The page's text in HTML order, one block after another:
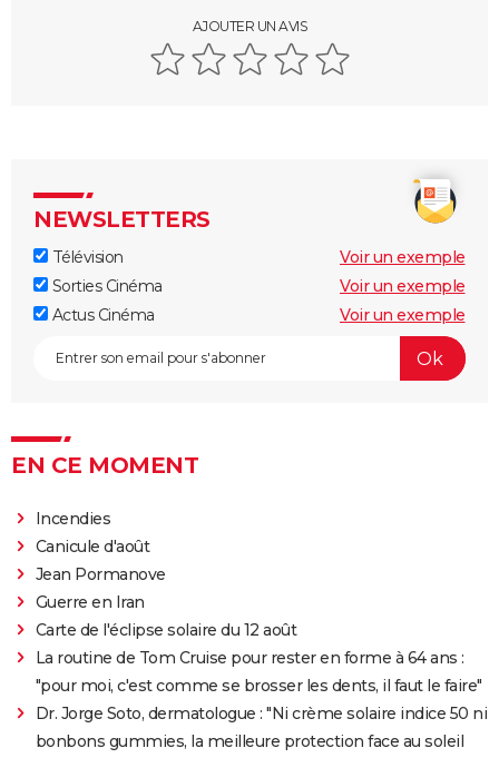
AJOUTER UN AVIS
NEWSLETTERS
Télévision
Voir un exemple
Sorties Cinéma
Voir un exemple
Actus Cinéma
Voir un exemple
EN CE MOMENT
Incendies
Canicule d'août
Jean Pormanove
Guerre en Iran
Carte de l'éclipse solaire du 12 août
La routine de Tom Cruise pour rester en forme à 64 ans :
"pour moi, c'est comme se brosser les dents, il faut le faire"
Dr. Jorge Soto, dermatologue : "Ni crème solaire indice 50 ni
bonbons gummies, la meilleure protection face au soleil